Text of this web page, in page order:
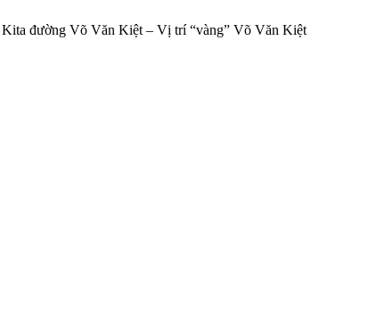
Kita đường Võ Văn Kiệt – Vị trí “vàng” Võ Văn Kiệt